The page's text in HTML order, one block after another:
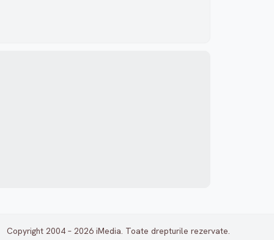
Copyright 2004 – 2026 iMedia. Toate drepturile rezervate.